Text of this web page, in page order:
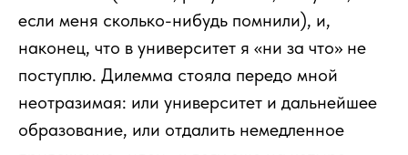
если меня сколько-нибудь помнили), и,
наконец, что в университет я «ни за что» не
поступлю. Дилемма стояла передо мной
неотразимая: или университет и дальнейшее
образование, или отдалить немедленное